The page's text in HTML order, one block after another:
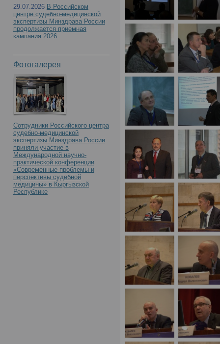
29.07.2026 В Российском
центре судебно-медицинской
экспертизы Минздрава России
продолжается приемная
кампания 2026
Фотогалерея
Сотрудники Российского центра
судебно-медицинской
экспертизы Минздрава России
приняли участие в
Международной научно-
практической конференции
«Современные проблемы и
перспективы судебной
медицины» в Кыргызской
Республике